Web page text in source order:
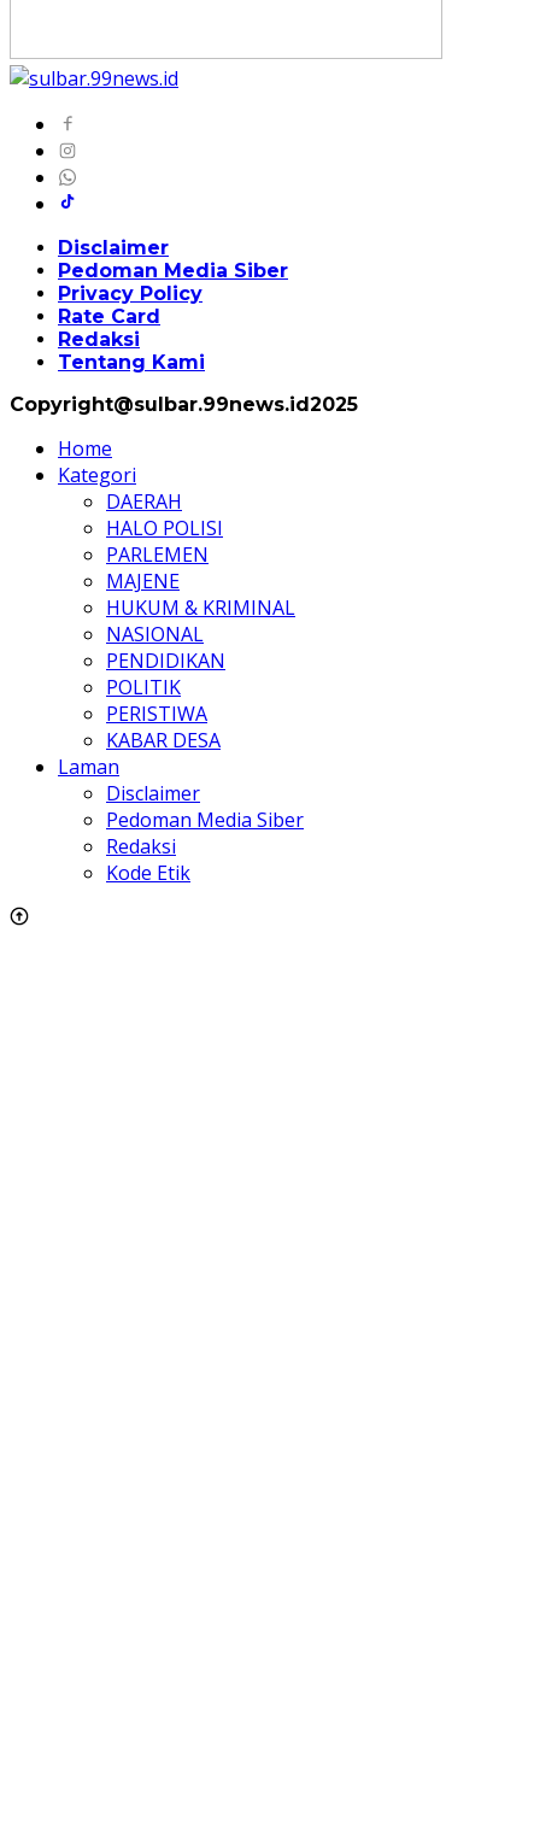
Disclaimer
Pedoman Media Siber
Privacy Policy
Rate Card
Redaksi
Tentang Kami
Copyright@sulbar.99news.id2025
Home
Kategori
DAERAH
HALO POLISI
PARLEMEN
MAJENE
HUKUM & KRIMINAL
NASIONAL
PENDIDIKAN
POLITIK
PERISTIWA
KABAR DESA
Laman
Disclaimer
Pedoman Media Siber
Redaksi
Kode Etik